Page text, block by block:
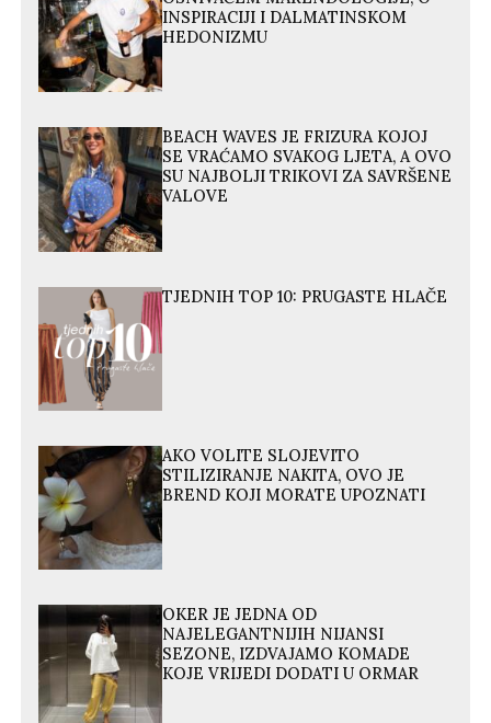
INSPIRACIJI I DALMATINSKOM
HEDONIZMU
BEACH WAVES JE FRIZURA KOJOJ
SE VRAĆAMO SVAKOG LJETA, A OVO
SU NAJBOLJI TRIKOVI ZA SAVRŠENE
VALOVE
TJEDNIH TOP 10: PRUGASTE HLAČE
AKO VOLITE SLOJEVITO
STILIZIRANJE NAKITA, OVO JE
BREND KOJI MORATE UPOZNATI
OKER JE JEDNA OD
NAJELEGANTNIJIH NIJANSI
SEZONE, IZDVAJAMO KOMADE
KOJE VRIJEDI DODATI U ORMAR